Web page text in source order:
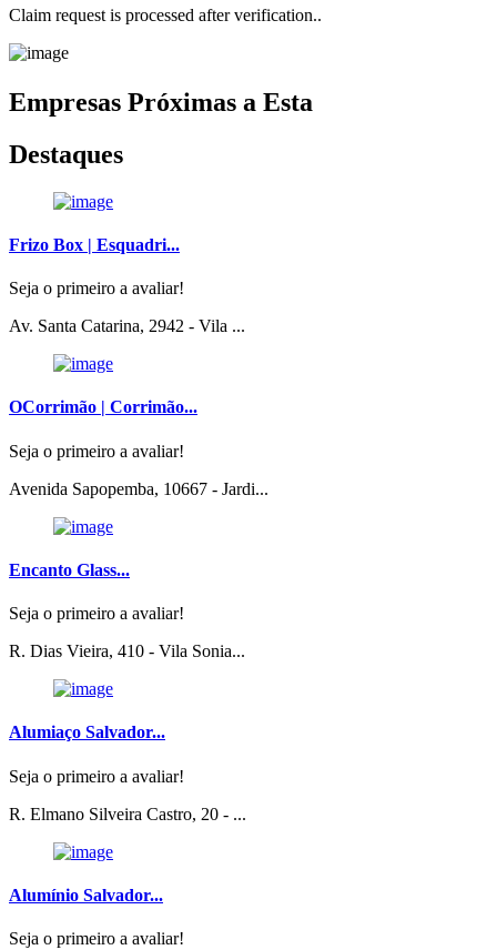
Claim request is processed after verification..
Empresas Próximas a Esta
Destaques
Frizo Box | Esquadri...
Seja o primeiro a avaliar!
Av. Santa Catarina, 2942 - Vila ...
OCorrimão | Corrimão...
Seja o primeiro a avaliar!
Avenida Sapopemba, 10667 - Jardi...
Encanto Glass...
Seja o primeiro a avaliar!
R. Dias Vieira, 410 - Vila Sonia...
Alumiaço Salvador...
Seja o primeiro a avaliar!
R. Elmano Silveira Castro, 20 - ...
Alumínio Salvador...
Seja o primeiro a avaliar!